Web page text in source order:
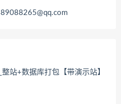
整站+数据库打包【带演示站】